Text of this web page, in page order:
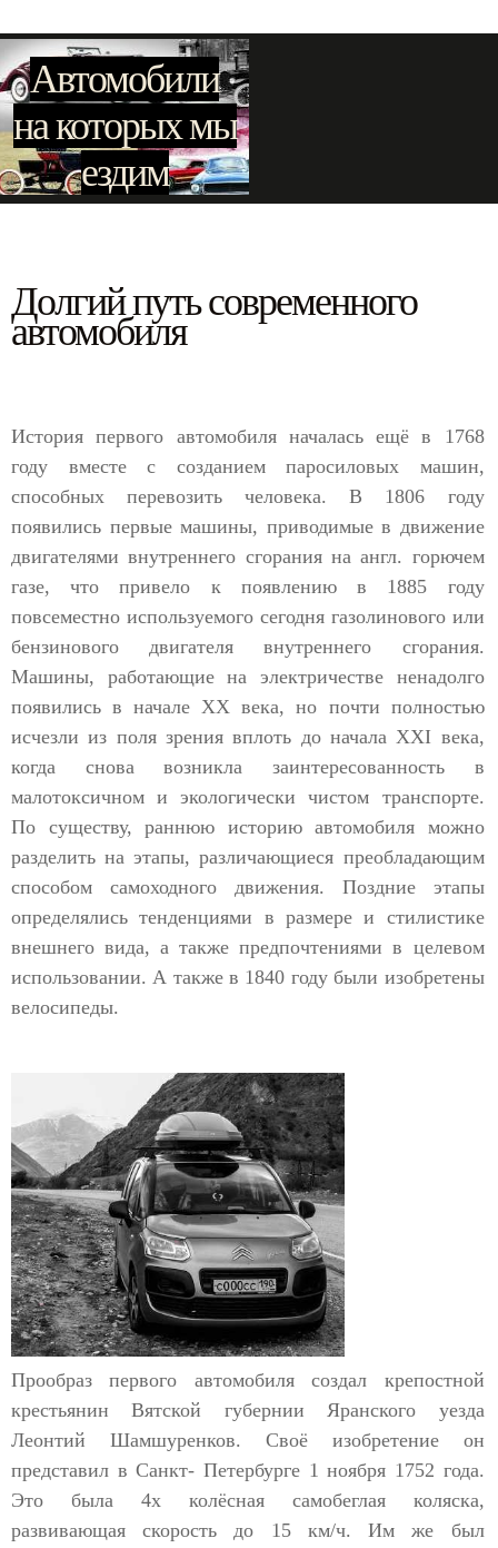
Автомобили
на которых мы
ездим
Долгий путь современного
автомобиля
История первого автомобиля началась ещё в 1768
году вместе с созданием паросиловых машин,
способных перевозить человека. В 1806 году
появились первые машины, приводимые в движение
двигателями внутреннего сгорания на англ. горючем
газе, что привело к появлению в 1885 году
повсеместно используемого сегодня газолинового или
бензинового двигателя внутреннего сгорания.
Машины, работающие на электричестве ненадолго
появились в начале XX века, но почти полностью
исчезли из поля зрения вплоть до начала XXI века,
когда снова возникла заинтересованность в
малотоксичном и экологически чистом транспорте.
По существу, раннюю историю автомобиля можно
разделить на этапы, различающиеся преобладающим
способом самоходного движения. Поздние этапы
определялись тенденциями в размере и стилистике
внешнего вида, а также предпочтениями в целевом
использовании. А также в 1840 году были изобретены
велосипеды.
Прообраз первого автомобиля создал крепостной
крестьянин Вятской губернии Яранского уезда
Леонтий Шамшуренков. Своё изобретение он
представил в Санкт- Петербурге 1 ноября 1752 года.
Это была 4х колёсная самобеглая коляска,
развивающая скорость до 15 км/ч. Им же был